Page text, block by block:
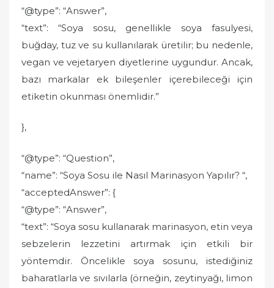
“@type”: “Answer”,
“text”: “Soya sosu, genellikle soya fasulyesi,
buğday, tuz ve su kullanılarak üretilir; bu nedenle,
vegan ve vejetaryen diyetlerine uygundur. Ancak,
bazı markalar ek bileşenler içerebileceği için
etiketin okunması önemlidir.”
},
“@type”: “Question”,
“name”: “Soya Sosu ile Nasıl Marinasyon Yapılır? “,
“acceptedAnswer”: {
“@type”: “Answer”,
“text”: “Soya sosu kullanarak marinasyon, etin veya
sebzelerin lezzetini artırmak için etkili bir
yöntemdir. Öncelikle soya sosunu, istediğiniz
baharatlarla ve sıvılarla (örneğin, zeytinyağı, limon